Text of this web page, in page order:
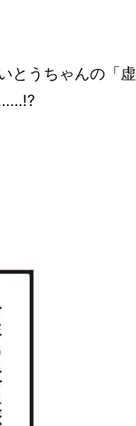
とうちゃんの「虚
……!?